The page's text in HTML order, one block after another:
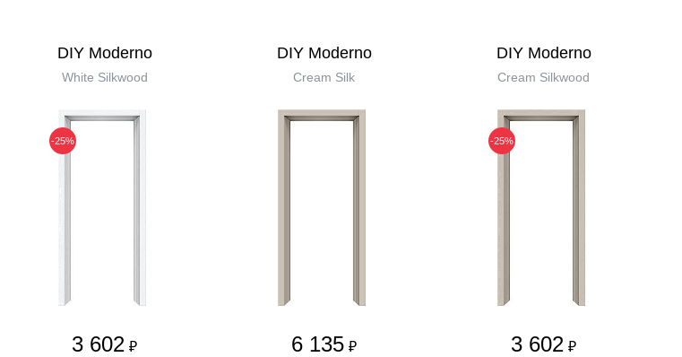
DIY Moderno
White Silkwood
-25%
3 602 ₽
DIY Moderno
Cream Silk
6 135 ₽
DIY Moderno
Cream Silkwood
-25%
3 602 ₽